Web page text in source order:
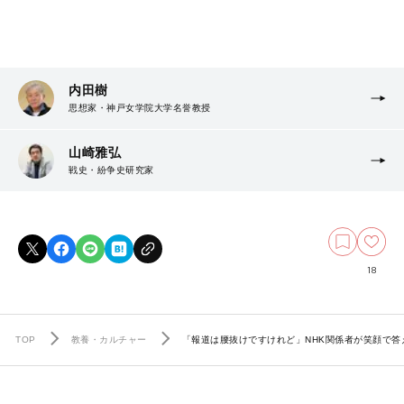
内田樹
思想家・神戸女学院大学名誉教授
山崎雅弘
戦史・紛争史研究家
18
TOP 教養・カルチャー 「報道は腰抜けですけれど」NHK関係者が笑顔で